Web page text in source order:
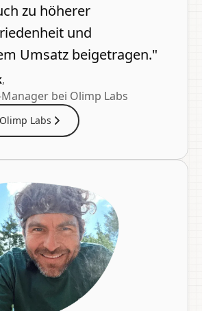
zu höherer
und
Umsatz beigetragen."
,
bei Olimp Labs
Labs